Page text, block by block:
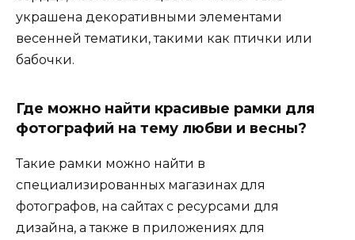
украшена декоративными элементами
весенней тематики, такими как птички или
бабочки.
Где можно найти красивые рамки для
фотографий на тему любви и весны?
Такие рамки можно найти в
специализированных магазинах для
фотографов, на сайтах с ресурсами для
дизайна, а также в приложениях для